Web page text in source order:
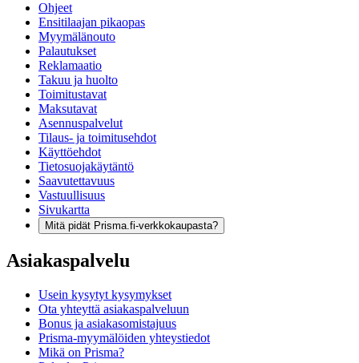
Ohjeet
Ensitilaajan pikaopas
Myymälänouto
Palautukset
Reklamaatio
Takuu ja huolto
Toimitustavat
Maksutavat
Asennuspalvelut
Tilaus- ja toimitusehdot
Käyttöehdot
Tietosuojakäytäntö
Saavutettavuus
Vastuullisuus
Sivukartta
Mitä pidät Prisma.fi-verkkokaupasta?
Asiakaspalvelu
Usein kysytyt kysymykset
Ota yhteyttä asiakaspalveluun
Bonus ja asiakasomistajuus
Prisma-myymälöiden yhteystiedot
Mikä on Prisma?